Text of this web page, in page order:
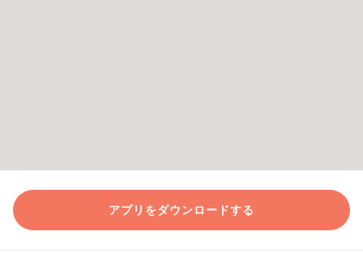
アプリをダウンロードする